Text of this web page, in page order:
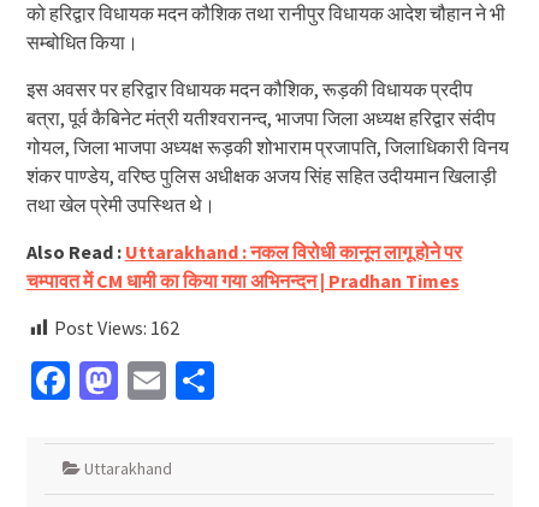
को हरिद्वार विधायक मदन कौशिक तथा रानीपुर विधायक आदेश चौहान ने भी
सम्बोधित किया।
इस अवसर पर हरिद्वार विधायक मदन कौशिक, रूड़की विधायक प्रदीप
बत्रा, पूर्व कैबिनेट मंत्री यतीश्वरानन्द, भाजपा जिला अध्यक्ष हरिद्वार संदीप
गोयल, जिला भाजपा अध्यक्ष रूड़की शोभाराम प्रजापति, जिलाधिकारी विनय
शंकर पाण्डेय, वरिष्ठ पुलिस अधीक्षक अजय सिंह सहित उदीयमान खिलाड़ी
तथा खेल प्रेमी उपस्थित थे।
Also Read : Uttarakhand : नकल विरोधी कानून लागू होने पर
चम्पावत में CM धामी का किया गया अभिनन्दन | Pradhan Times
Post Views: 162
Facebook
Mastodon
EmailShare
Uttarakhand